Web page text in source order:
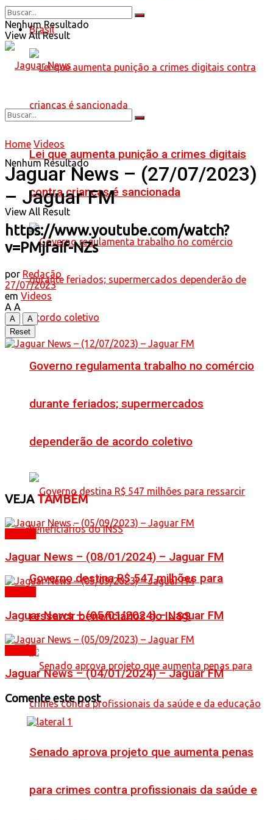
Brasil
Lei que aumenta punição a crimes digitais
contra crianças é sancionada
Governo regulamenta trabalho no comércio
durante feriados; supermercados
dependerão de acordo coletivo
Governo destina R$ 547 milhões para
ressarcir beneficiários do INSS
Senado aprova projeto que aumenta penas
para crimes contra profissionais da saúde e
Nenhum Resultado
View All Result
Nenhum Resultado
View All Result
Home Videos
Jaguar News – (27/07/2023)
– Jaguar FM
https://www.youtube.com/watch?
v=PMjfaif-NZs
por Redação
27/07/2023
em Videos
A A
A
A
Reset
VEJATAMBÉM
Jaguar News – (08/01/2024) – Jaguar FM
Jaguar News – (05/01/2024) – Jaguar FM
Jaguar News – (04/01/2024) – Jaguar FM
Comente este post